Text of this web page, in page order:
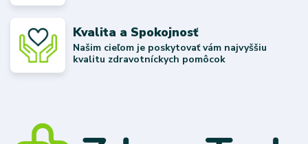
Kvalita a Spokojnosť
Našim cieľom je poskytovať vám najvyššiu
kvalitu zdravotníckych pomôcok